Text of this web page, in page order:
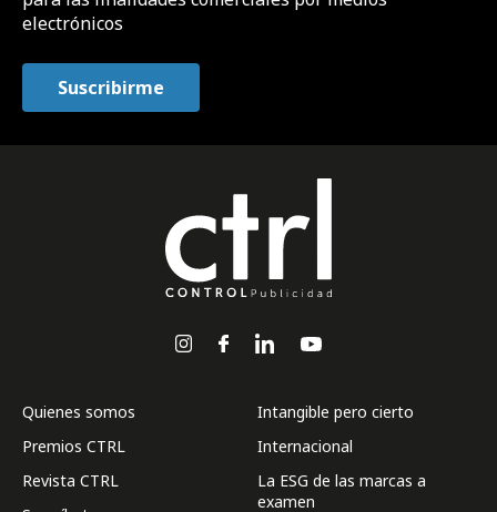
electrónicos
Quienes somos
Premios CTRL
Revista CTRL
Intangible pero cierto
Internacional
La ESG de las marcas a
examen